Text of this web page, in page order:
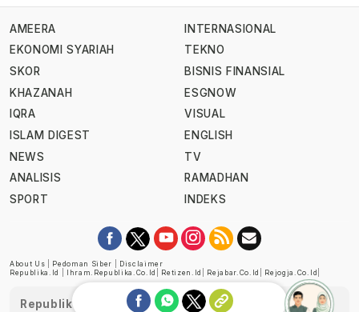
AMEERA
EKONOMI SYARIAH
SKOR
KHAZANAH
IQRA
ISLAM DIGEST
NEWS
ANALISIS
SPORT
INTERNASIONAL
TEKNO
BISNIS FINANSIAL
ESGNOW
VISUAL
ENGLISH
TV
RAMADHAN
INDEKS
About Us Pedoman Siber
Disclaimer
Republika.id
Ihram.republika.co.id Retizen.id Rejabar.co.id Rejogja.co.id
Republika telah diverifikasi oleh Dewan Pers